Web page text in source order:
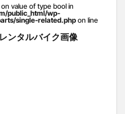
value of type bool in
public_html/wp-
single-related.php on line
レンタルバイク画像